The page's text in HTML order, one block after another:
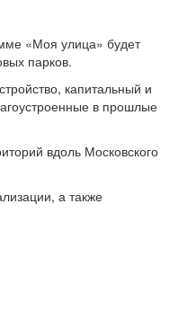
«Моя улица» будет
парков.
капитальный и
в прошлые
вдоль Московского
а также